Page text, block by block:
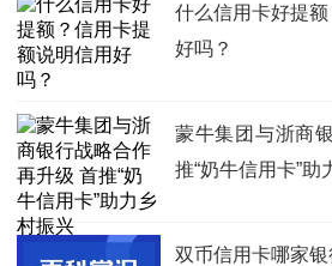
什么信用卡好提
好吗？
蒙牛集团与浙商
推“奶牛信用卡”助
双币信用卡哪家